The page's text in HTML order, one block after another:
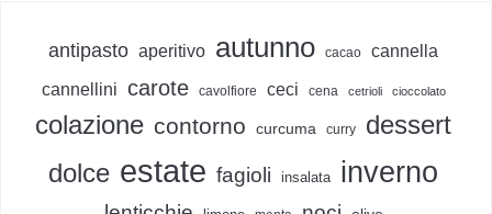
antipasto aperitivo autunno cacao
cannella
cannellini carote cavolfiore ceci cena cetrioli cioccolato
colazione contorno curcuma curry dessert
dolce estate fagioli insalata inverno